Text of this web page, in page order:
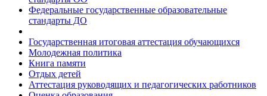
Федеральные государственные образовательные
стандарты ДО
Государственная итоговая аттестация обучающихся
Молодежная политика
Книга памяти
Отдых детей
Аттестация руководящих и педагогических работников